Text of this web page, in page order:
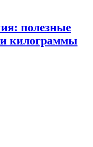
полезные
килограммы